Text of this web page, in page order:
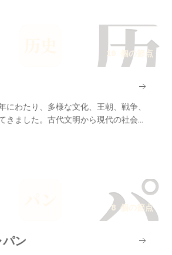
历
10 個の節点
にわたり、多様な文化、王朝、戦争、
きました。古代文明から現代の社会ま
パ
8 個の節点
ン